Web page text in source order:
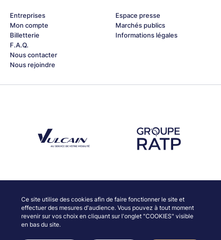
Ce site utilise des cookies afin de faire fonctionner le site et
effectuer des mesures d'audience. Vous pouvez à tout moment
revenir sur vos choix en cliquant sur l'onglet "COOKIES" visible
en bas du site.
Entreprises
Mon compte
Billetterie
F.A.Q.
Nous contacter
Nous rejoindre
Espace presse
Marchés publics
Informations légales
© JAZZ À VIENNE